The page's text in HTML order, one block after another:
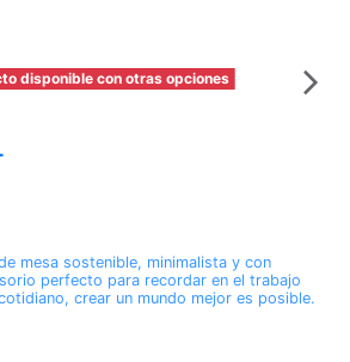
disponible con otras opciones
mesa sostenible, minimalista y con
perfecto para recordar en el trabajo
crear un mundo mejor es posible.